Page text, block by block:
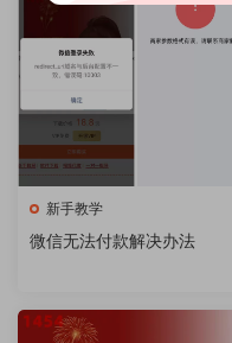
新手教学
微信无法付款解决办法